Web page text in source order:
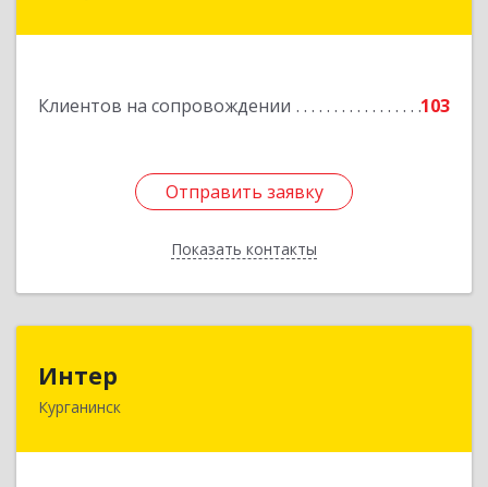
Клиентов на сопровождении 103
Отправить заявку
Показать контакты
Отправить заявку
Назад
Интер
Курганинск352430, Краснодарский край, Курганинск г,